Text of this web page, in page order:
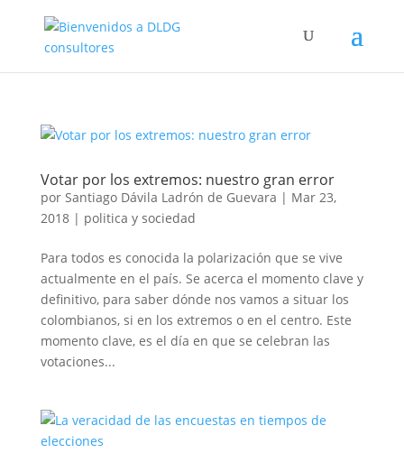
Votar por los extremos: nuestro gran error
por Santiago Dávila Ladrón de Guevara | Mar 23,
2018| politica y sociedad
Para todos es conocida la polarización que se vive
actualmente en el país. Se acerca el momento clave y
definitivo, para saber dónde nos vamos a situar los
colombianos, si en los extremos o en el centro. Este
momento clave, es el día en que se celebran las
votaciones...